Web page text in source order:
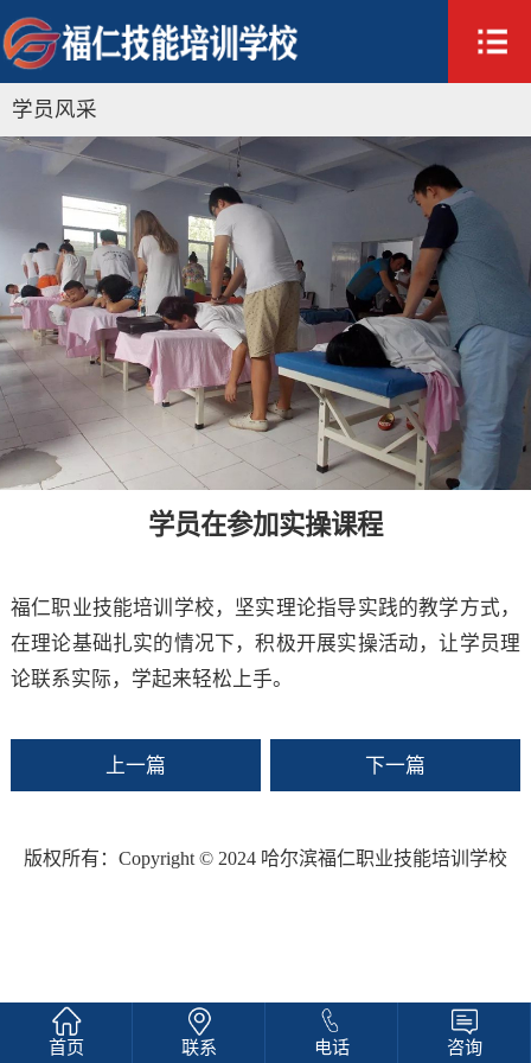
学员风采
学员在参加实操课程
福仁职业技能培训学校，坚实理论指导实践的教学方式，
在理论基础扎实的情况下，积极开展实操活动，让学员理
论联系实际，学起来轻松上手。
上一篇 下一篇
版权所有：Copyright © 2024 哈尔滨福仁职业技能培训学校
首页 联系 电话 咨询